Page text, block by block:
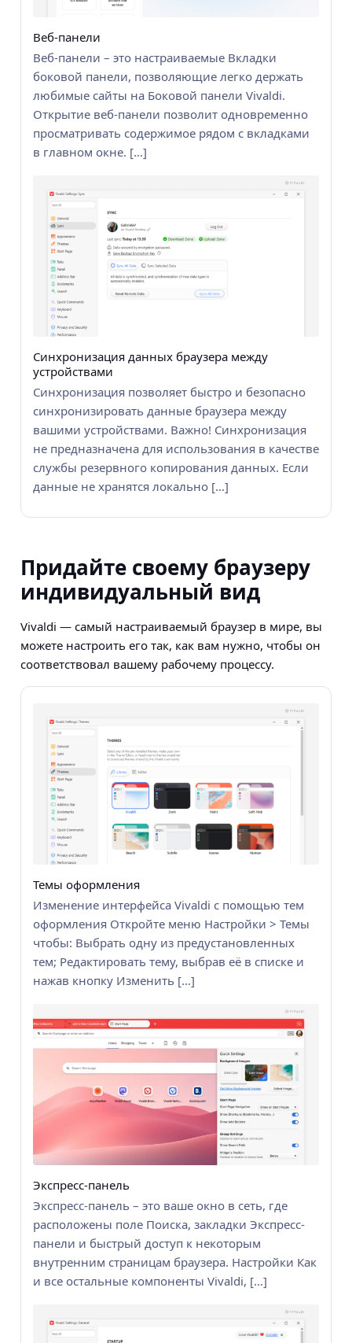
Веб-панели
Веб-панели – это настраиваемые Вкладки
боковой панели, позволяющие легко держать
любимые сайты на Боковой панели Vivaldi.
Открытие веб-панели позволит одновременно
просматривать содержимое рядом с вкладками
в главном окне. […]
Синхронизация данных браузера между
устройствами
Синхронизация позволяет быстро и безопасно
синхронизировать данные браузера между
вашими устройствами. Важно! Синхронизация
не предназначена для использования в качестве
службы резервного копирования данных. Если
данные не хранятся локально […]
Придайте своему браузеру
индивидуальный вид
Vivaldi — самый настраиваемый браузер в мире, вы
можете настроить его так, как вам нужно, чтобы он
соответствовал вашему рабочему процессу.
Темы оформления
Изменение интерфейса Vivaldi с помощью тем
оформления Откройте меню Настройки > Темы
чтобы: Выбрать одну из предустановленных
тем; Редактировать тему, выбрав её в списке и
нажав кнопку Изменить […]
Экспресс-панель
Экспресс-панель – это ваше окно в сеть, где
расположены поле Поиска, закладки Экспресс-
панели и быстрый доступ к некоторым
внутренним страницам браузера. Настройки Как
и все остальные компоненты Vivaldi, […]